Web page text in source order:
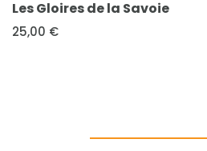
Les Gloires de la Savoie
25,00 €